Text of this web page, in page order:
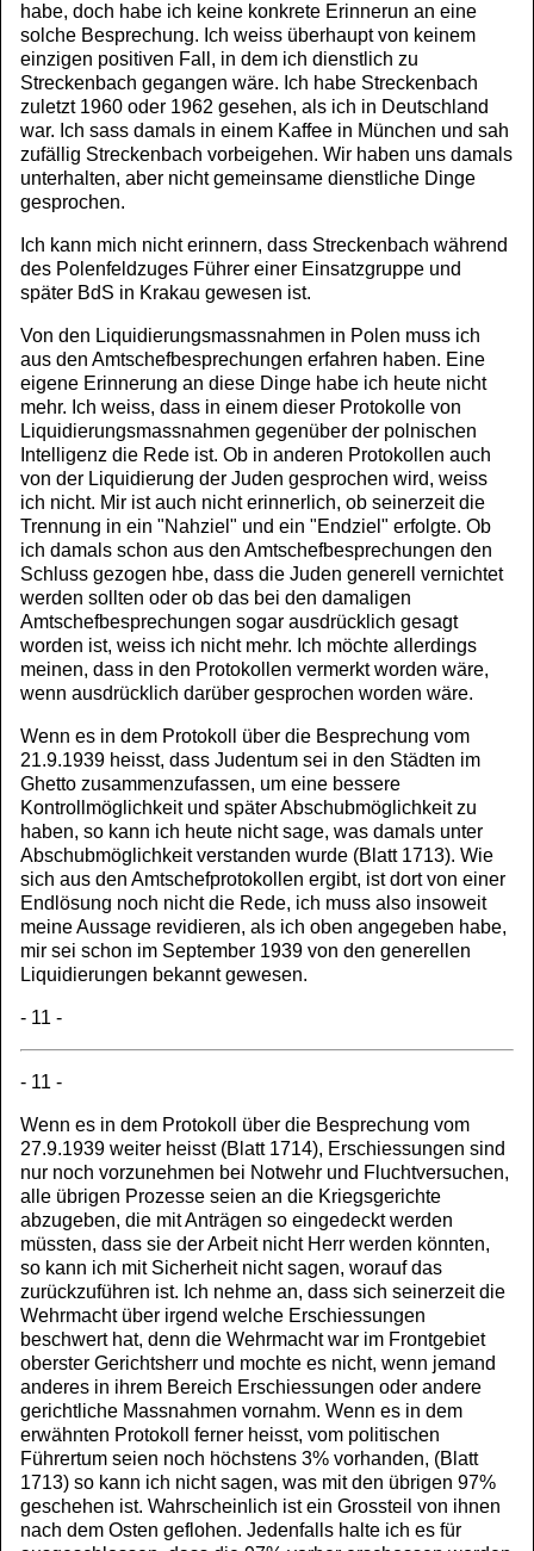
habe, doch habe ich keine konkrete Erinnerun an eine
solche Besprechung. Ich weiss überhaupt von keinem
einzigen positiven Fall, in dem ich dienstlich zu
Streckenbach gegangen wäre. Ich habe Streckenbach
zuletzt 1960 oder 1962 gesehen, als ich in Deutschland
war. Ich sass damals in einem Kaffee in München und sah
zufällig Streckenbach vorbeigehen. Wir haben uns damals
unterhalten, aber nicht gemeinsame dienstliche Dinge
gesprochen.
Ich kann mich nicht erinnern, dass Streckenbach während
des Polenfeldzuges Führer einer Einsatzgruppe und
später BdS in Krakau gewesen ist.
Von den Liquidierungsmassnahmen in Polen muss ich
aus den Amtschefbesprechungen erfahren haben. Eine
eigene Erinnerung an diese Dinge habe ich heute nicht
mehr. Ich weiss, dass in einem dieser Protokolle von
Liquidierungsmassnahmen gegenüber der polnischen
Intelligenz die Rede ist. Ob in anderen Protokollen auch
von der Liquidierung der Juden gesprochen wird, weiss
ich nicht. Mir ist auch nicht erinnerlich, ob seinerzeit die
Trennung in ein "Nahziel" und ein "Endziel" erfolgte. Ob
ich damals schon aus den Amtschefbesprechungen den
Schluss gezogen hbe, dass die Juden generell vernichtet
werden sollten oder ob das bei den damaligen
Amtschefbesprechungen sogar ausdrücklich gesagt
worden ist, weiss ich nicht mehr. Ich möchte allerdings
meinen, dass in den Protokollen vermerkt worden wäre,
wenn ausdrücklich darüber gesprochen worden wäre.
Wenn es in dem Protokoll über die Besprechung vom
21.9.1939 heisst, dass Judentum sei in den Städten im
Ghetto zusammenzufassen, um eine bessere
Kontrollmöglichkeit und später Abschubmöglichkeit zu
haben, so kann ich heute nicht sage, was damals unter
Abschubmöglichkeit verstanden wurde (Blatt 1713). Wie
sich aus den Amtschefprotokollen ergibt, ist dort von einer
Endlösung noch nicht die Rede, ich muss also insoweit
meine Aussage revidieren, als ich oben angegeben habe,
mir sei schon im September 1939 von den generellen
Liquidierungen bekannt gewesen.
- 11 -
- 11 -
Wenn es in dem Protokoll über die Besprechung vom
27.9.1939 weiter heisst (Blatt 1714), Erschiessungen sind
nur noch vorzunehmen bei Notwehr und Fluchtversuchen,
alle übrigen Prozesse seien an die Kriegsgerichte
abzugeben, die mit Anträgen so eingedeckt werden
müssten, dass sie der Arbeit nicht Herr werden könnten,
so kann ich mit Sicherheit nicht sagen, worauf das
zurückzuführen ist. Ich nehme an, dass sich seinerzeit die
Wehrmacht über irgend welche Erschiessungen
beschwert hat, denn die Wehrmacht war im Frontgebiet
oberster Gerichtsherr und mochte es nicht, wenn jemand
anderes in ihrem Bereich Erschiessungen oder andere
gerichtliche Massnahmen vornahm. Wenn es in dem
erwähnten Protokoll ferner heisst, vom politischen
Führertum seien noch höchstens 3% vorhanden, (Blatt
1713) so kann ich nicht sagen, was mit den übrigen 97%
geschehen ist. Wahrscheinlich ist ein Grossteil von ihnen
nach dem Osten geflohen. Jedenfalls halte ich es für